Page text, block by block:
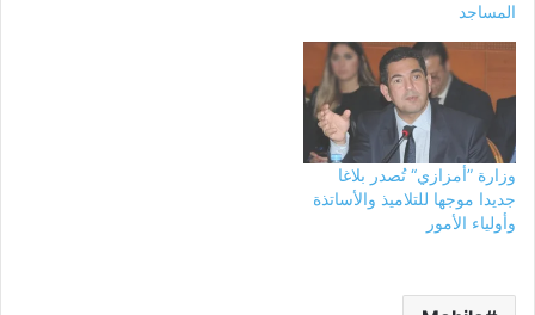
المساجد
وزارة ”أمزازي“ تُصدر بلاغا
جديدا موجها للتلاميذ والأساتذة
وأولياء الأمور